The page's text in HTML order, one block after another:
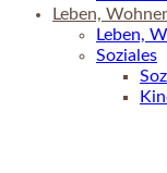
Leben,
Leben,
Soziales